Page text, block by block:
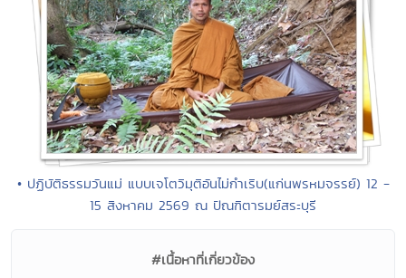
• ปฏิบัติธรรมวันแม่ แบบเจโตวิมุติอันไม่กำเริบ(แก่นพรหมจรรย์) 12 -
15 สิงหาคม 2569 ณ ปัณฑิตารมย์สระบุรี
#เนื้อหาที่เกี่ยวข้อง